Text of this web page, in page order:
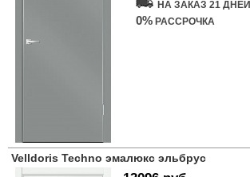
НА ЗАКАЗ 21 ДНЕЙ
0% РАССРОЧКА
Velldoris Techno эмалюкс эльбрус